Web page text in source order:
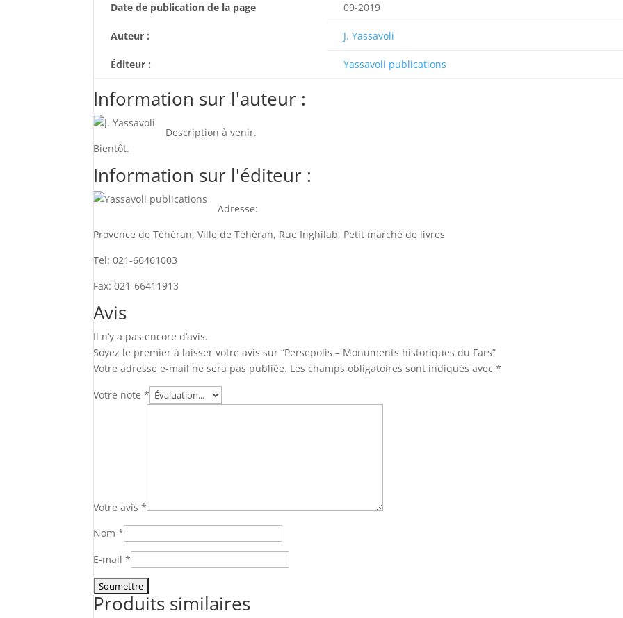
Date de publication de la page 09-2019
Auteur : J. Yassavoli
Éditeur : Yassavoli publications
Information sur l'auteur :
Description à venir.
Bientôt.
Information sur l'éditeur :
Adresse:
Provence de Téhéran, Ville de Téhéran, Rue Inghilab, Petit marché de livres
Tel: 021-66461003
Fax: 021-66411913
Avis
Il n’y a pas encore d’avis.
Soyez le premier à laisser votre avis sur “Persepolis – Monuments historiques du Fars”
Votre adresse e-mail ne sera pas publiée. Les champs obligatoires sont indiqués avec*
Votre note*
Votre avis*
Nom*
E-mail*
Produits similaires